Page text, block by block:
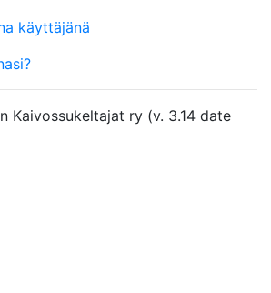
käyttäjänä
Kaivossukeltajat ry (v. 3.14 date